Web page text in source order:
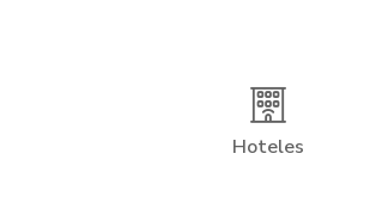
Hoteles